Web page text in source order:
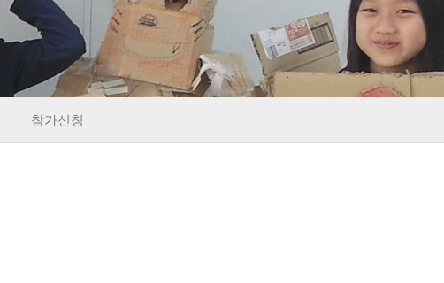
참가신청